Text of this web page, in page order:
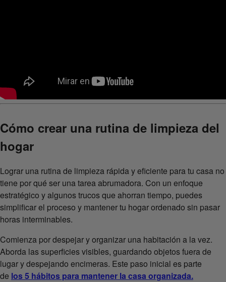
Cómo crear una rutina de limpieza del
hogar
Lograr una rutina de limpieza rápida y eficiente para tu casa no
tiene por qué ser una tarea abrumadora. Con un enfoque
estratégico y algunos trucos que ahorran tiempo, puedes
simplificar el proceso y mantener tu hogar ordenado sin pasar
horas interminables.
Comienza por despejar y organizar una habitación a la vez.
Aborda las superficies visibles, guardando objetos fuera de
lugar y despejando encimeras. Este paso inicial es parte
de los 5 hábitos para mantener la casa organizada.